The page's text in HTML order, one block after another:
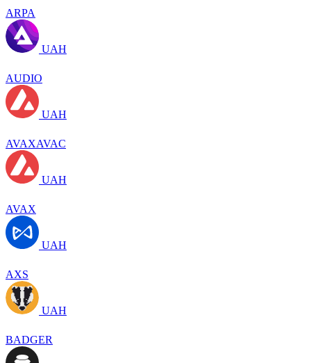
ARPA
UAH
AUDIO
UAH
AVAXAVAC
UAH
AVAX
UAH
AXS
UAH
BADGER